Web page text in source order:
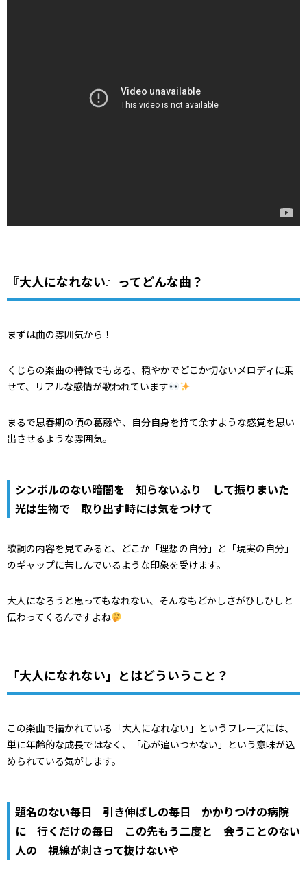
『大人になれない』ってどんな曲？
まずは曲の雰囲気から！
くじらの楽曲の特徴でもある、穏やかでどこか切ないメロディに乗
せて、リアルな感情が歌われています
まるで思春期の頃の葛藤や、自分自身を持て余すような感覚を思い
出させるような雰囲気。
シンボルのない暗闇を 知らないふり して振りまいた
光は生物で 取り出す時には気をつけて
歌詞の内容を見てみると、どこか「理想の自分」と「現実の自分」
のギャップに苦しんでいるような印象を受けます。
大人になろうと思ってもなれない、そんなもどかしさがひしひしと
伝わってくるんですよね
「大人になれない」とはどういうこと？
この楽曲で描かれている「大人になれない」というフレーズには、
単に年齢的な成長ではなく、「心が追いつかない」という意味が込
められている気がします。
題名のない毎日 引き伸ばしの毎日 かかりつけの病院
に 行くだけの毎日 この先もう二度と 会うことのない
人の 視線が刺さって抜けないや